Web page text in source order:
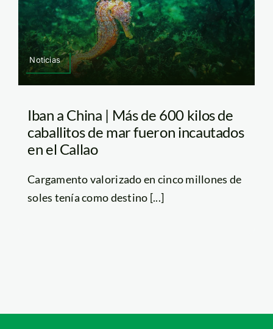
Noticias
Iban a China | Más de 600 kilos de
caballitos de mar fueron incautados
en el Callao
Cargamento valorizado en cinco millones de
soles tenía como destino [...]